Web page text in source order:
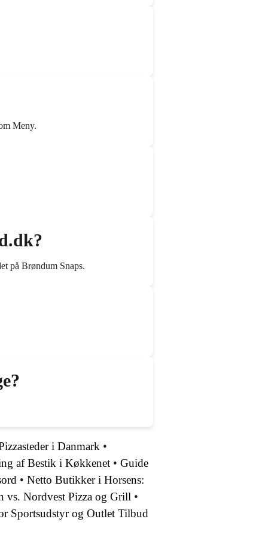
Meny.
på Brøndum Snaps.
i Danmark •
af Bestik i Køkkenet • Guide
• Netto Butikker i Horsens:
vs. Nordvest Pizza og Grill •
Sportsudstyr og Outlet Tilbud